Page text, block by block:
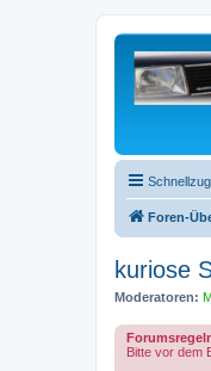
Foren-
kuriose
Moderatoren:
Bitte vor dem